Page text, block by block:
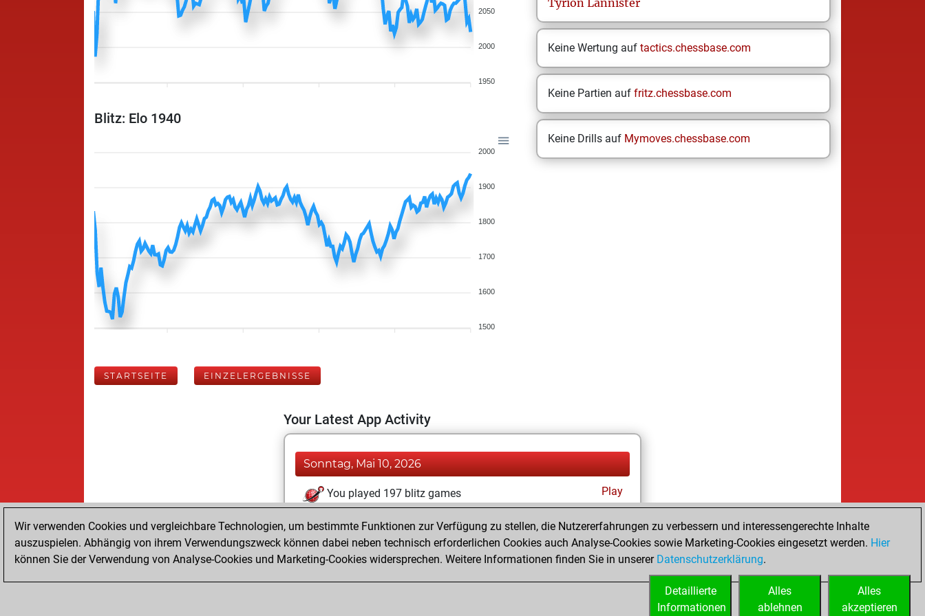
2050
2000
1950
Blitz: Elo 1940
2000
1900
1800
1700
1600
1500
Tyrion Lannister
Keine Wertung auf tactics.chessbase.com
Keine Partien auf fritz.chessbase.com
Keine Drills auf Mymoves.chessbase.com
STARTSEITE EINZELERGEBNISSE
Your Latest App Activity
Sonntag, Mai 10, 2026
You played 197 blitz games
Play
You played 203 bullet games
You scored +143 =2 -58 in bullet
Wir verwenden Cookies und vergleichbare Technologien, um bestimmte Funktionen zur Verfügung zu stellen, die Nutzererfahrungen zu verbessern und interessengerechte Inhalte
auszuspielen. Abhängig von ihrem Verwendungszweck können dabei neben technisch erforderlichen Cookies auch Analyse-Cookies sowie Marketing-Cookies eingesetzt werden. Hier
können Sie der Verwendung von Analyse-Cookies und Marketing-Cookies widersprechen. Weitere Informationen finden Sie in unserer Datenschutzerklärung.
Alles
akzeptieren
Alles
ablehnen
Detaillierte
Informationen